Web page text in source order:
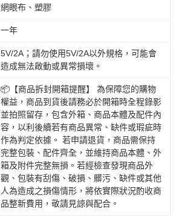
網眼布、塑膠
一年
5V/2A；請勿使用5V/2A以外規格，可能會
造成無法啟動或異常損壞。
📦【商品拆封開箱提醒】 為保障您的購物
權益，商品到貨後請務必於開箱時全程錄影
並拍照留存，包含外箱、商品本體及配件內
容，以利後續若有商品異常、缺件或瑕疵時
作為判定依據。 若申請退貨，商品需保持
完整包裝、配件齊全，並維持商品本體、外
箱及附件完整無損。若經檢查發現商品外
觀、包裝有刮傷、破損、髒污、缺件或其他
人為造成之損傷情形，將依實際狀況酌收商
品整新費用，敬請見諒與配合。